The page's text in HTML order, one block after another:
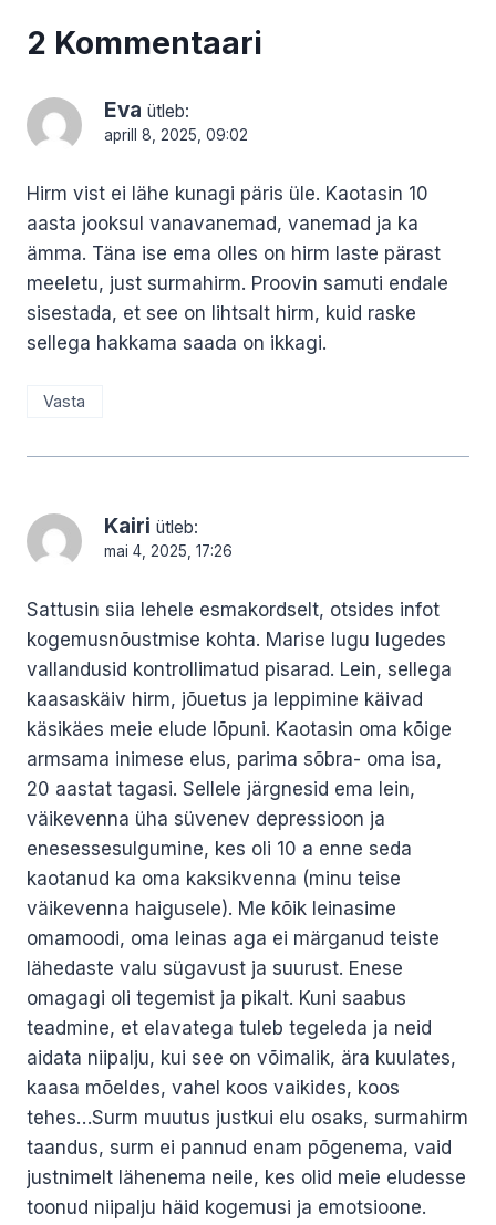
2 Kommentaari
Eva ütleb:
aprill 8, 2025, 09:02
Hirm vist ei lähe kunagi päris üle. Kaotasin 10
aasta jooksul vanavanemad, vanemad ja ka
ämma. Täna ise ema olles on hirm laste pärast
meeletu, just surmahirm. Proovin samuti endale
sisestada, et see on lihtsalt hirm, kuid raske
sellega hakkama saada on ikkagi.
Vasta
Kairi ütleb:
mai 4, 2025, 17:26
Sattusin siia lehele esmakordselt, otsides infot
kogemusnõustmise kohta. Marise lugu lugedes
vallandusid kontrollimatud pisarad. Lein, sellega
kaasaskäiv hirm, jõuetus ja leppimine käivad
käsikäes meie elude lõpuni. Kaotasin oma kõige
armsama inimese elus, parima sõbra- oma isa,
20 aastat tagasi. Sellele järgnesid ema lein,
väikevenna üha süvenev depressioon ja
enesessesulgumine, kes oli 10 a enne seda
kaotanud ka oma kaksikvenna (minu teise
väikevenna haigusele). Me kõik leinasime
omamoodi, oma leinas aga ei märganud teiste
lähedaste valu sügavust ja suurust. Enese
omagagi oli tegemist ja pikalt. Kuni saabus
teadmine, et elavatega tuleb tegeleda ja neid
aidata niipalju, kui see on võimalik, ära kuulates,
kaasa mõeldes, vahel koos vaikides, koos
tehes…Surm muutus justkui elu osaks, surmahirm
taandus, surm ei pannud enam põgenema, vaid
justnimelt lähenema neile, kes olid meie eludesse
toonud niipalju häid kogemusi ja emotsioone.